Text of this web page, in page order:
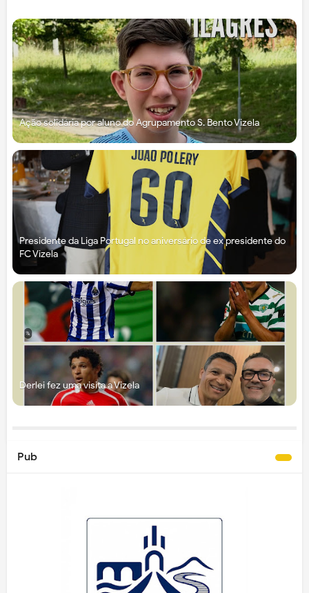
Ação solidária por aluno do Agrupamento S. Bento Vizela
Presidente da Liga Portugal no aniversário de ex presidente do
FC Vizela
Derlei fez uma visita a Vizela
Pub